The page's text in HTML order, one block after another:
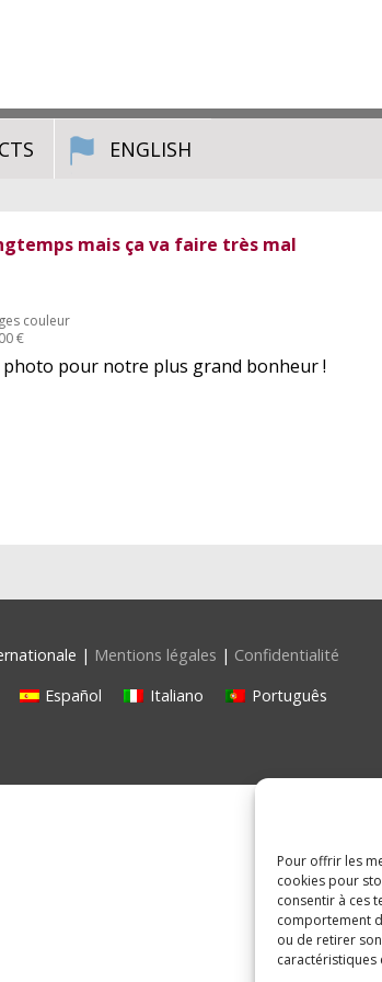
Pour offrir les
cookies pour
consentir à ces
comportement
ou de retirer
caractéristiques
ENGLISH
mais ça va faire très mal
couleur
€
pour notre plus grand bonheur !
| Mentions légales | Confidentialité
Español Italiano Português